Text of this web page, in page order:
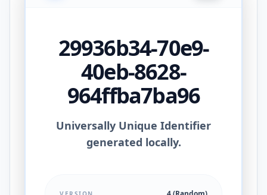
29936b34-70e9-
40eb-8628-
964ffba7ba96
Universally Unique Identifier
generated locally.